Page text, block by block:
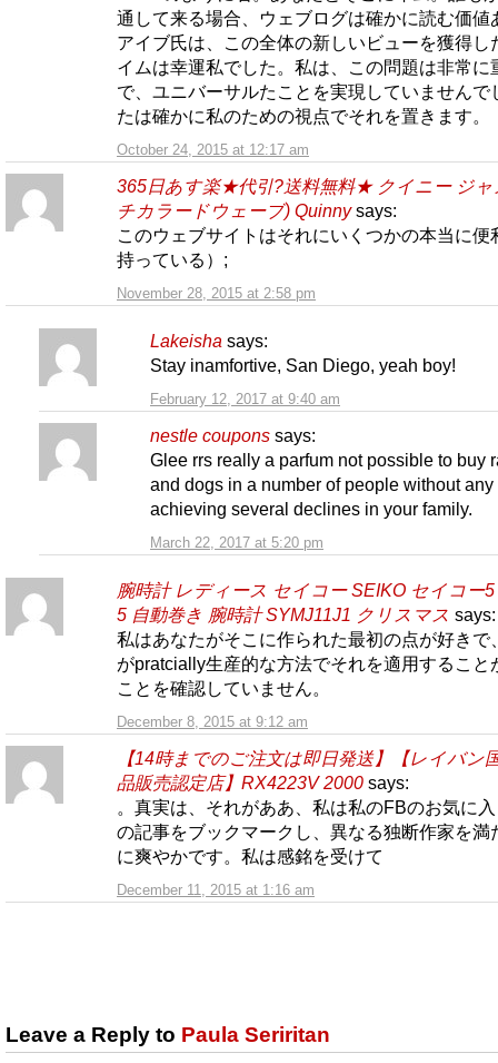
October 24, 2015 at 12:17 am
通して来る場合、ウェブログは確かに読む価値
アイブ氏は、この全体の新しいビューを獲得し
イムは幸運私でした。私は、この問題は非常に
で、ユニバーサルたことを実現していませんで
たは確かに私のための視点でそれを置きます。
365日あす楽★代引?送料無料★ クイニー ジャ
チカラードウェーブ) Quinny says:
November 28, 2015 at 2:58 pm
このウェブサイトはそれにいくつかの本当に便
持っている）;
Lakeisha says:
February 12, 2017 at 9:40 am
Stay inamfortive, San Diego, yeah boy!
nestle coupons says:
March 22, 2017 at 5:20 pm
Glee rrs really a parfum not possible to buy
and dogs in a number of people without any
achieving several declines in your family.
腕時計 レディース セイコー SEIKO セイコー5
5 自動巻き 腕時計 SYMJ11J1 クリスマス says:
December 8, 2015 at 9:12 am
私はあなたがそこに作られた最初の点が好きで
がpratcially生産的な方法でそれを適用すること
ことを確認していません。
【14時までのご注文は即日発送】【レイバン
品販売認定店】RX4223V 2000 says:
December 11, 2015 at 1:16 am
。真実は、それがああ、私は私のFBのお気に
の記事をブックマークし、異なる独断作家を満
に爽やかです。私は感銘を受けて
Leave a Reply to Paula Seriritan